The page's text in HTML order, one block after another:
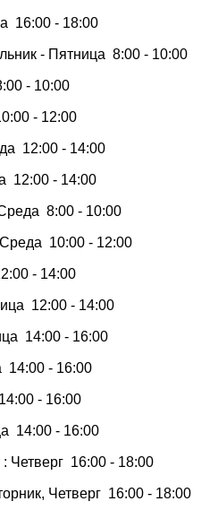
16:00 - 18:00
- Пятница 8:00 - 10:00
- 10:00
- 12:00
12:00 - 14:00
12:00 - 14:00
8:00 - 10:00
10:00 - 12:00
- 14:00
12:00 - 14:00
14:00 - 16:00
14:00 - 16:00
- 16:00
14:00 - 16:00
Четверг 16:00 - 18:00
Четверг 16:00 - 18:00